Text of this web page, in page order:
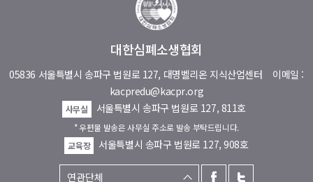
대한심폐소생협회
05836 서울특별시 송파구 법원로 127, 대명벨리온 지식산업센터 이메일 :
kacpredu@kacpr.org
사무실 서울특별시 송파구 법원로 127, 811호
* 우편물 발송은 사무실 주소로 발송 부탁드립니다.
교육장
서울특별시 송파구 법원로 127, 908호